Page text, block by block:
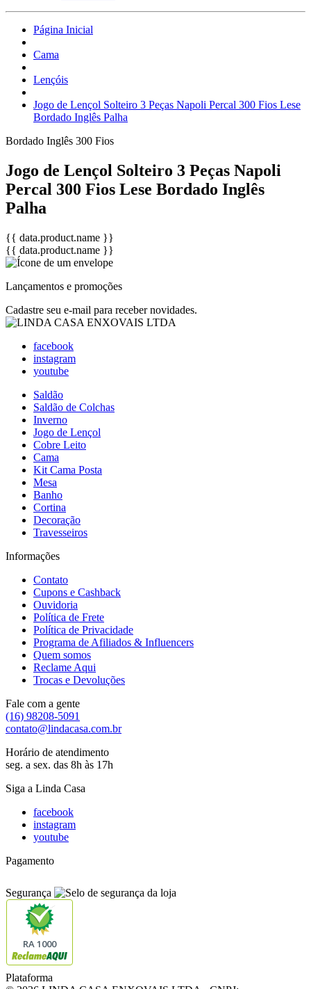
Página Inicial
Cama
Lençóis
Jogo de Lençol Solteiro 3 Peças Napoli Percal 300 Fios Lese
Bordado Inglês Palha
Bordado Inglês 300 Fios
Jogo de Lençol Solteiro 3 Peças Napoli
Percal 300 Fios Lese Bordado Inglês
Palha
{{ data.product.name }}
{{ data.product.name }}
Lançamentos e promoções
Cadastre seu e-mail para receber novidades.
facebook
instagram
youtube
Saldão
Saldão de Colchas
Inverno
Jogo de Lençol
Cobre Leito
Cama
Kit Cama Posta
Mesa
Banho
Cortina
Decoração
Travesseiros
Informações
Contato
Cupons e Cashback
Ouvidoria
Política de Frete
Política de Privacidade
Programa de Afiliados & Influencers
Quem somos
Reclame Aqui
Trocas e Devoluções
Fale com a gente
(16) 98208-5091
contato@lindacasa.com.br
Horário de atendimento
seg. a sex. das 8h às 17h
Siga a Linda Casa
facebook
instagram
youtube
Pagamento
Segurança
RA 1000
Plataforma